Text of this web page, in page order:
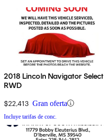
2018 Lincoln Navigator Select
RWD
$22,413 Gran oferta
Incluye tarifas de conc.